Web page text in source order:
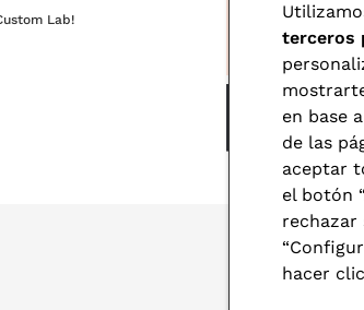
Lab!
terceros
en base
de las
aceptar
el botón
rechazar
hacer